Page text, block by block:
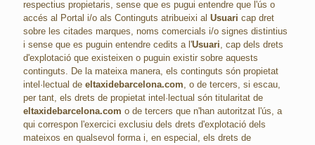
respectius propietaris, sense que es pugui entendre que l'ús o
accés al Portal i/o als Continguts atribueixi al Usuari cap dret
sobre les citades marques, noms comercials i/o signes distintius
i sense que es puguin entendre cedits a l'Usuari, cap dels drets
d'explotació que existeixen o puguin existir sobre aquests
continguts. De la mateixa manera, els continguts són propietat
intel·lectual de eltaxidebarcelona.com, o de tercers, si escau,
per tant, els drets de propietat intel·lectual són titularitat de
eltaxidebarcelona.com o de tercers que n'han autoritzat l'ús, a
qui correspon l'exercici exclusiu dels drets d'explotació dels
mateixos en qualsevol forma i, en especial, els drets de